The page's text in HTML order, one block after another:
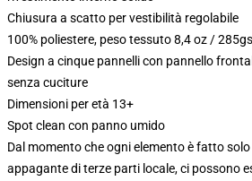
Chiusura a scatto per vestibilità regolabile
100% poliestere, peso tessuto 8,4 oz /
Design a cinque pannelli con pannello
senza cuciture
Dimensioni per età 13+
Spot clean con panno umido
Dal momento che ogni elemento è fatto
appagante di terze parti locale, ci possono